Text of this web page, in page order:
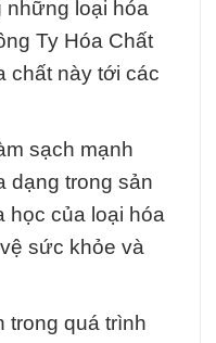
những loại hóa
Ty Hóa Chất
chất này tới các
sạch mạnh
dạng trong sản
học của loại hóa
sức khỏe và
trong quá trình